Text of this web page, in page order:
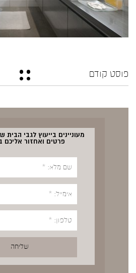
פוסט קודם
מעוניינים בייעוץ לגבי הבית
פרטים ואחזור אליכם